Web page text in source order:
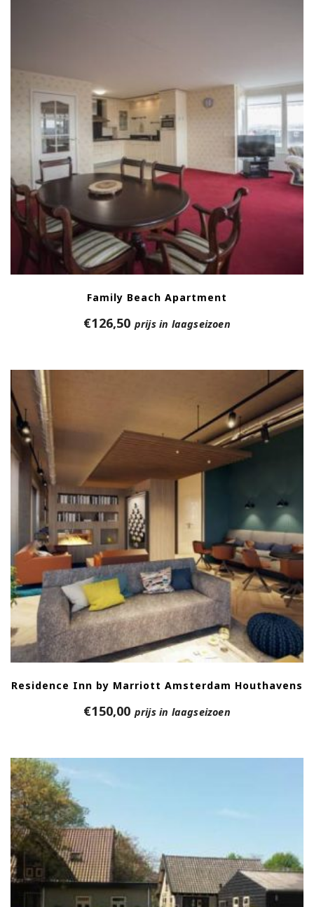
Family Beach Apartment
€126,50 prijs in laagseizoen
Residence Inn by Marriott Amsterdam Houthavens
€150,00 prijs in laagseizoen